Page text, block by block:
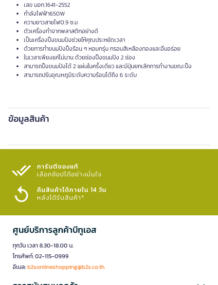
เลข มอก.1641-2552
กำลังไฟฟ้า650W
ความยาวสายไฟ0.9 ซ.ม
ตัวเครื่องทำจากพลาสติกอย่างดี
เป็นเครื่องปิ้งขนมปังช่วยให้คุณประหยัดเวลา
ด้วยการทำขนมปังปิ้งร้อน ๆ หอมกรุ่น กรอบสีเหลืองทองและอิ่มอร่อย
ในเวลาเพียงแค่ไม่นาน ด้วยช่องปิ้งขนมปัง 2 ช่อง
สามารถปิ้งขนมปังได้ 2 แผ่นในครั้งเดียว และมีปุ่มยกเลิกการทำงานขณะปิ้ง
สามารถปรับอุณหภูมิระดับความร้อนได้ถึง 6 ระดับ
ข้อมูลสินค้า
การันตีของแท้
เลือกช้อปได้อย่างมั่นใจ​
คืนสินค้าได้ภายใน 14 วัน
หลังได้รับสินค้า*
ศูนย์บริการลูกค้าบีทูเอส
ทุกวัน เวลา 8.30-18.00 น.
โทรศัพท์: 02-115-0999
อีเมล:b2sonlineshopping@b2s.co.th